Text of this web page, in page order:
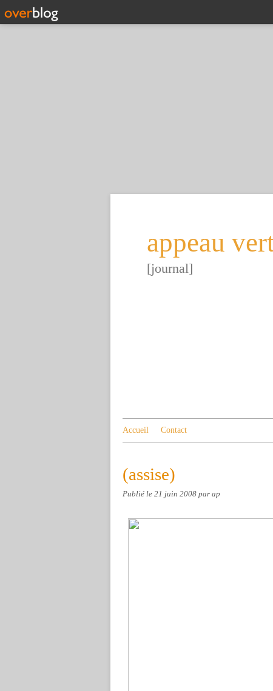
appeau
[journal]
Accueil Contact
(assise)
Publié le 21 juin 2008 par ap